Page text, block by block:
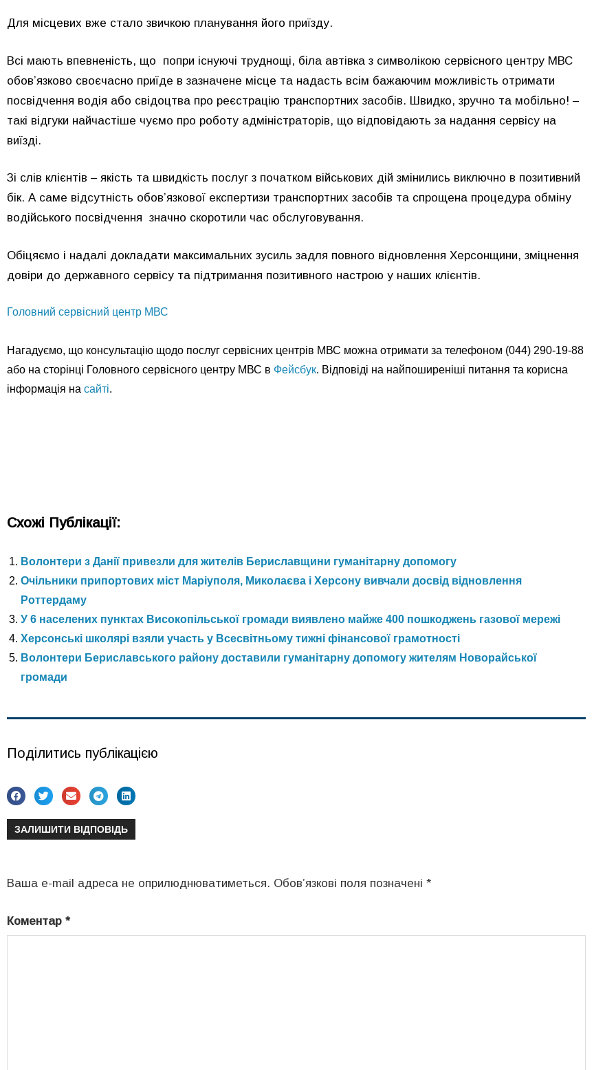
Для місцевих вже стало звичкою планування його приїзду.
Всі мають впевненість, що попри існуючі труднощі, біла автівка з символікою сервісного центру МВС
обов’язково своєчасно приїде в зазначене місце та надасть всім бажаючим можливість отримати
посвідчення водія або свідоцтва про реєстрацію транспортних засобів. Швидко, зручно та мобільно! –
такі відгуки найчастіше чуємо про роботу адміністраторів, що відповідають за надання сервісу на
виїзді.
Зі слів клієнтів – якість та швидкість послуг з початком військових дій змінились виключно в позитивний
бік. А саме відсутність обов’язкової експертизи транспортних засобів та спрощена процедура обміну
водійського посвідчення значно скоротили час обслуговування.
Обіцяємо і надалі докладати максимальних зусиль задля повного відновлення Херсонщини, зміцнення
довіри до державного сервісу та підтримання позитивного настрою у наших клієнтів.
Головний сервісний центр МВС
Нагадуємо, що консультацію щодо послуг сервісних центрів МВС можна отримати за телефоном (044) 290-19-88
або на сторінці Головного сервісного центру МВС в Фейсбук. Відповіді на найпоширеніші питання та корисна
інформація на сайті.
Схожі Публікації:
Волонтери з Данії привезли для жителів Бериславщини гуманітарну допомогу
Очільники припортових міст Маріуполя, Миколаєва і Херсону вивчали досвід відновлення
Роттердаму
У 6 населених пунктах Високопільської громади виявлено майже 400 пошкоджень газової мережі
Херсонські школярі взяли участь у Всесвітньому тижні фінансової грамотності
Волонтери Бериславського району доставили гуманітарну допомогу жителям Новорайської
громади
Поділитись публікацією
ЗАЛИШИТИ ВІДПОВІДЬ
Ваша e-mail адреса не оприлюднюватиметься. Обов’язкові поля позначені *
Коментар *